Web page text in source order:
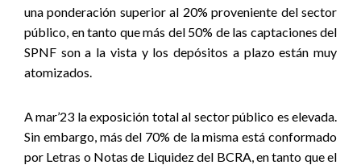
una ponderación superior al 20% proveniente del sector
público, en tanto que más del 50% de las captaciones del
SPNF son a la vista y los depósitos a plazo están muy
atomizados.
A mar’23 la exposición total al sector público es elevada.
Sin embargo, más del 70% de la misma está conformado
por Letras o Notas de Liquidez del BCRA, en tanto que el